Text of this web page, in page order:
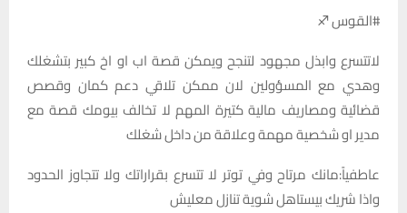
#القوس ♐
لاتتسرع وابذل مجهود لتنجح ويمكن قصة اب او اخ كبير بتشغلك
وهدي مع المسؤولين لان ممكن تلاقي دعم كمان وقصص
قضائية ومصاريف مالية كتيرة المهم لا تخالف بيومك قصة مع
مدير او شخصية مهمة وعلاقة من داخل شغلك
عاطفياً:مانك مرتاح وفي توتر لا تتسرع بقراراتك ولا تتجاوز الحدود
واذا شريك بيستاهل شوية تنازل معليش